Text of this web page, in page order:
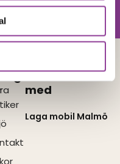
I samarbete
med
Laga mobil Malmö